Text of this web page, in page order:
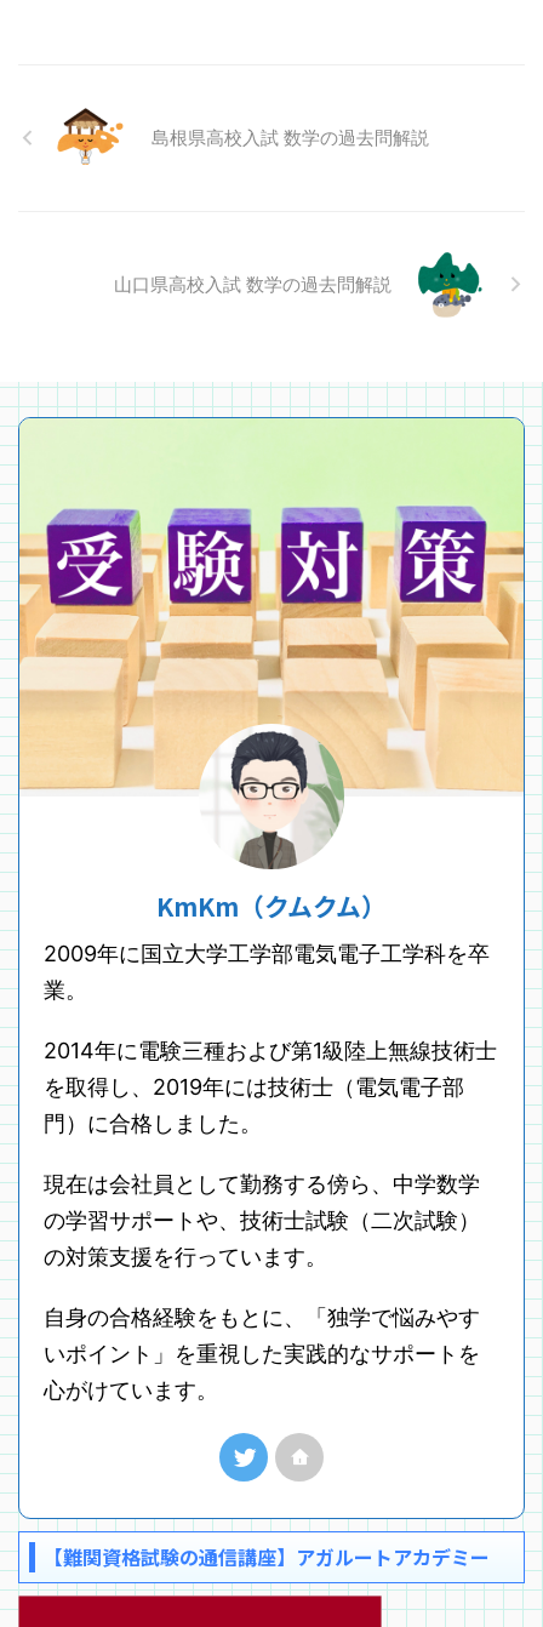
島根県高校入試 数学の過去問解説
山口県高校入試 数学の過去問解説
KmKm（クムクム）
2009年に国立大学工学部電気電子工学科を卒
業。
2014年に電験三種および第1級陸上無線技術士
を取得し、2019年には技術士（電気電子部
門）に合格しました。
現在は会社員として勤務する傍ら、中学数学
の学習サポートや、技術士試験（二次試験）
の対策支援を行っています。
自身の合格経験をもとに、「独学で悩みやす
いポイント」を重視した実践的なサポートを
心がけています。
【難関資格試験の通信講座】アガルートアカデミー